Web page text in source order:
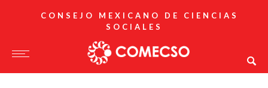
CONSEJO MEXICANO DE CIENCIAS
SOCIALES